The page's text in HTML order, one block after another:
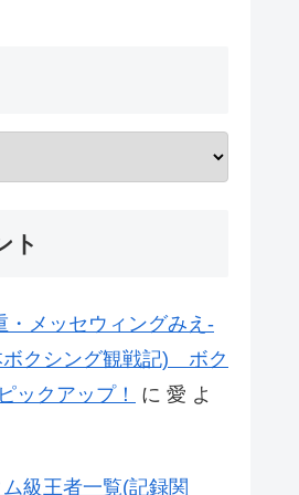
ト
・メッセウィングみえ-
ボクシング観戦記) ボク
ックアップ！
に 愛 よ
級王者一覧(記録関